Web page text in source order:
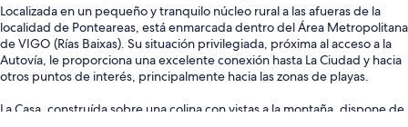
Localizada en un pequeño y tranquilo núcleo rural a las afueras de la
localidad de Ponteareas, está enmarcada dentro del Área Metropolitana
de VIGO (Rías Baixas). Su situación privilegiada, próxima al acceso a la
Autovía, le proporciona una excelente conexión hasta La Ciudad y hacia
otros puntos de interés, principalmente hacia las zonas de playas.
La Casa, construída sobre una colina con vistas a la montaña, dispone de